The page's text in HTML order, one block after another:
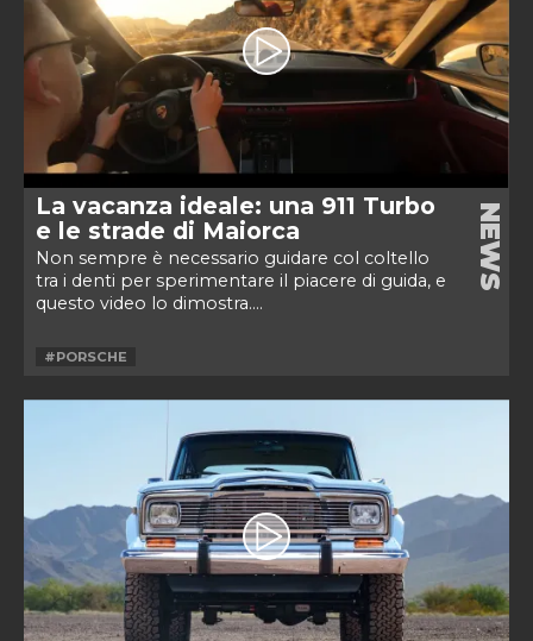
La vacanza ideale: una 911 Turbo
e le strade di Maiorca
Non sempre è necessario guidare col coltello
tra i denti per sperimentare il piacere di guida, e
questo video lo dimostra....
NEWS
#PORSCHE